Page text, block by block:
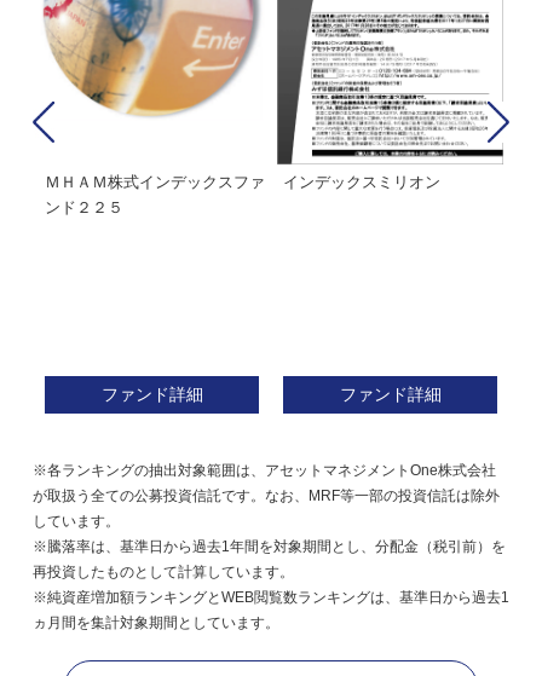
ＭＨＡＭ株式インデックスファ
ンド２２５
ファンド詳細
インデックスミリオン
ファンド詳細
※各ランキングの抽出対象範囲は、アセットマネジメントOne株式会社
が取扱う全ての公募投資信託です。なお、MRF等一部の投資信託は除外
しています。
※騰落率は、基準日から過去1年間を対象期間とし、分配金（税引前）を
再投資したものとして計算しています。
※純資産増加額ランキングとWEB閲覧数ランキングは、基準日から過去1
ヵ月間を集計対象期間としています。